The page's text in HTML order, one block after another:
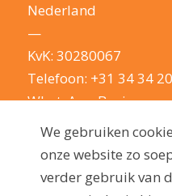
Nederland
—
KvK: 30280067
Telefoon: +31 34 34
WhatsApp Business
E-mail:
We houden van een
privacy erg serieus:
We gebruiken
onze website zo
verder gebruik van